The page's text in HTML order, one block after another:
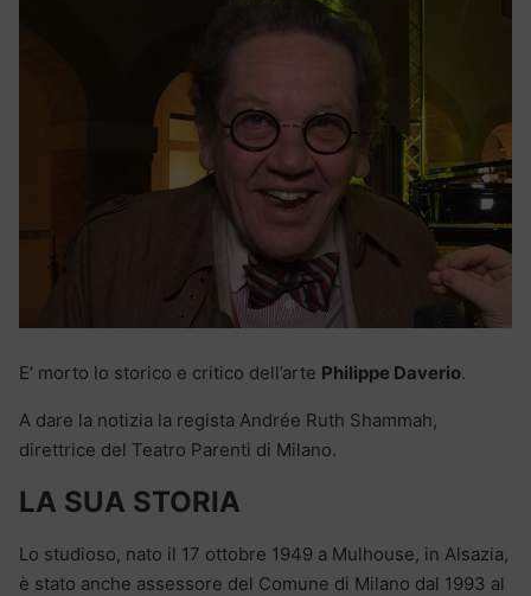
E’ morto lo storico e critico dell’arte Philippe Daverio.
A dare la notizia la regista Andrée Ruth Shammah,
direttrice del Teatro Parenti di Milano.
LA SUA STORIA
Lo studioso, nato il 17 ottobre 1949 a Mulhouse, in Alsazia,
è stato anche assessore del Comune di Milano dal 1993 al